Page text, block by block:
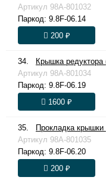
Артикул 98A-801032
Паркод: 9.8F-06.14
200 ₽
34.
Крышка редуктора
Артикул 98A-801034
Паркод: 9.8F-06.19
1600 ₽
35.
Прокладка крышки
Артикул 98A-801035
Паркод: 9.8F-06.20
200 ₽